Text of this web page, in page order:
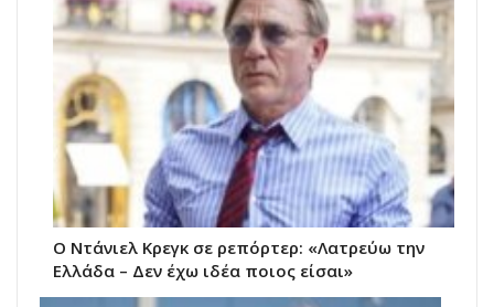
Ο Ντάνιελ Κρεγκ σε ρεπόρτερ: «Λατρεύω την
Ελλάδα – Δεν έχω ιδέα ποιος είσαι»